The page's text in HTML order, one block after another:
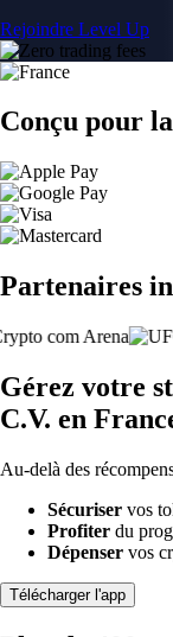
Rejoindre Level Up
Conçu pour
Partenaires
Gérez votre
C.V. en
Au-delà des
Sécuriser vos
Profiter du
Dépenser vos
Télécharger l'app